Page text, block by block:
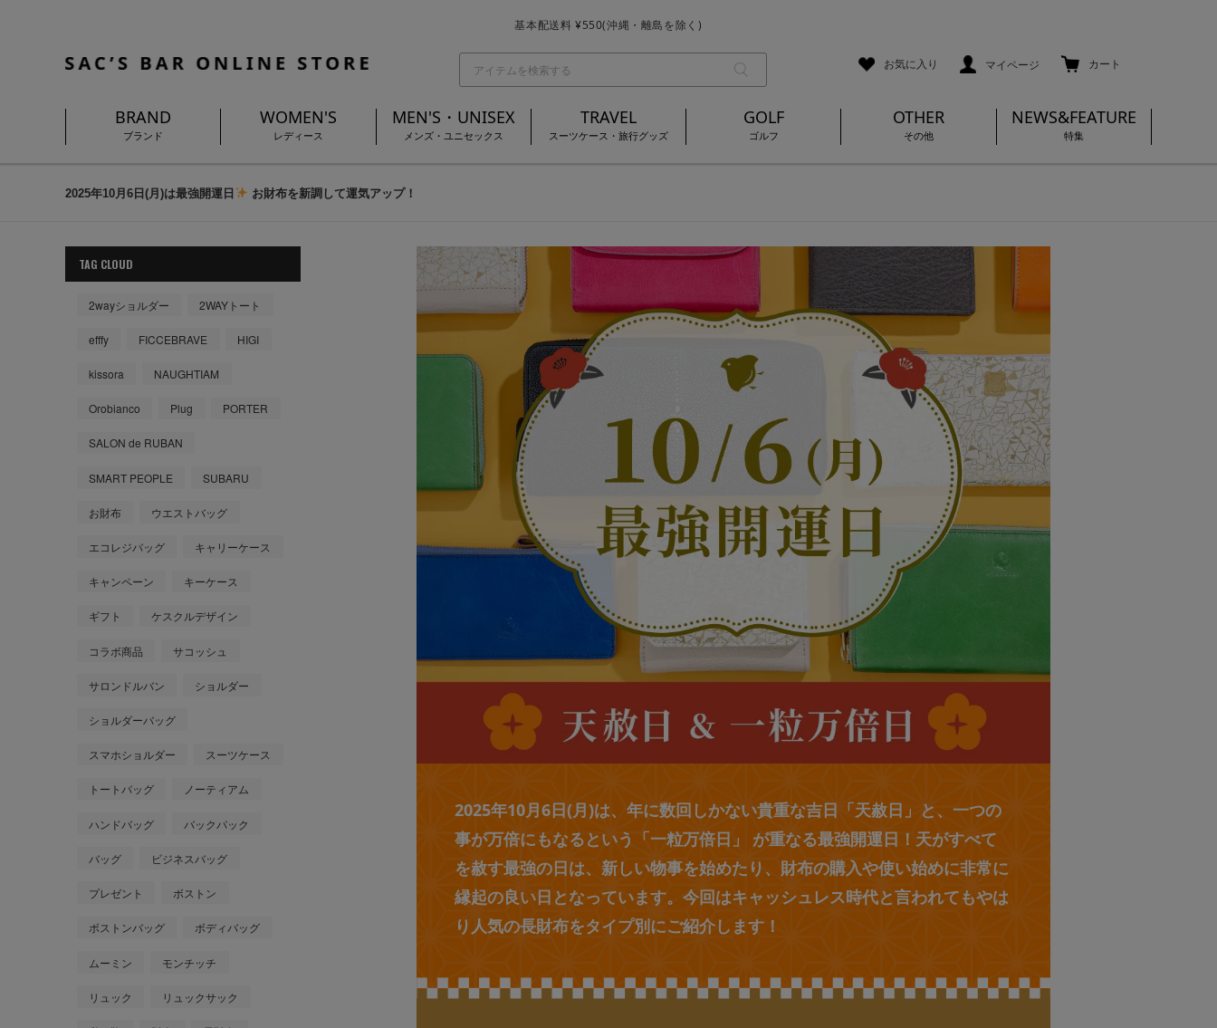
基本配送料 ¥550(沖縄・離島を除く)
お気に入り
マイページ カート
BRAND
ブランド
WOMEN'S
レディース
MEN'S・UNISEX
メンズ・ユニセックス
TRAVEL
スーツケース・旅行グッズ
GOLF
ゴルフ
OTHER
その他
NEWS&FEATURE
特集
2025年10月6日(月)は最強開運日 お財布を新調して運気アップ！
2025年10月6日(月)は、年に数回しかない貴重な吉日「天赦日」と、一つの
事が万倍にもなるという「一粒万倍日」 が重なる最強開運日！天がすべて
を赦す最強の日は、新しい物事を始めたり、財布の購入や使い始めに非常に
縁起の良い日となっています。今回はキャッシュレス時代と言われてもやは
り人気の長財布をタイプ別にご紹介します！
TAG CLOUD
2wayショルダー 2WAYトート
efffy FICCEBRAVE HIGI
kissora NAUGHTIAM
Orobianco Plug PORTER
SALON de RUBAN
SMART PEOPLE SUBARU
お財布 ウエストバッグ
エコレジバッグ キャリーケース
キャンペーン キーケース
ギフト ケスクルデザイン
コラボ商品 サコッシュ
サロンドルバン ショルダー
ショルダーバッグ
スマホショルダー スーツケース
トートバッグ ノーティアム
ハンドバッグ バックパック
バッグ ビジネスバッグ
プレゼント ボストン
ボストンバッグ ボディバッグ
ムーミン モンチッチ
リュック リュックサック